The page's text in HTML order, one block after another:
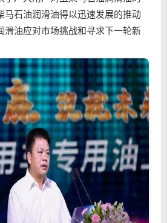
马石油润滑油得以迅速发展的推动
滑油应对市场挑战和寻求下一轮新